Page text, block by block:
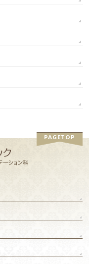
PAGETOP